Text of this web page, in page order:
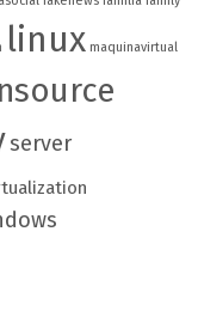
linux maquinavirtual
server